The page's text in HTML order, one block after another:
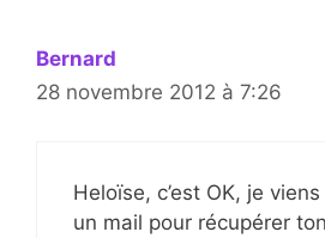
Bernard
28 novembre 2012 à 7:26
Heloïse, c’est OK, je
un mail pour récupérer